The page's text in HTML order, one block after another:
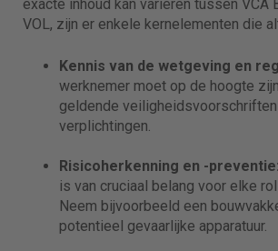
exacte inhoud kan variëren tussen VCA
VOL, zijn er enkele kernelementen die
Kennis van de wetgeving en
werknemer moet op de hoogte
geldende
verplichtingen.
Risicoherkenning en -preventie:
is van cruciaal belang voor elke
Neem bijvoorbeeld een
potentieel gevaarlijke apparatuur.